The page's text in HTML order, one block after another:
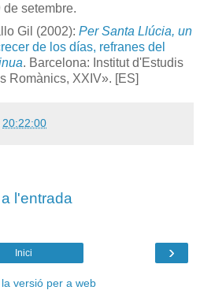
setembre.
Gil (2002): Per Santa Llúcia, un
de los días, refranes del
. Barcelona: Institut d'Estudis
Romànics, XXIV». [ES]
20:22:00
l'entrada
›
Inici
versió per a web